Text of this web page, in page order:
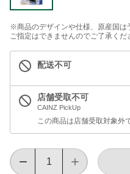
※商品のデザインや仕様、原産国は
ご指定はできませんのでご了承くだ
配送不可
店舗受取不可
CAINZ PickUp
この商品は店舗受取対象外